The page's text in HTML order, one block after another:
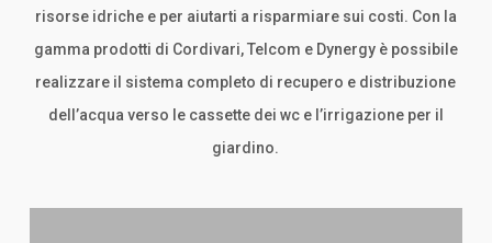
risorse idriche e per aiutarti a risparmiare sui costi. Con la
gamma prodotti di Cordivari, Telcom e Dynergy è possibile
realizzare il sistema completo di recupero e distribuzione
dell’acqua verso le cassette dei wc e l’irrigazione per il
giardino.